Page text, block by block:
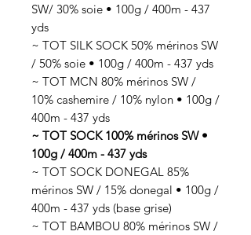
SW/ 30% soie • 100g / 400m - 437
yds
~ TOT SILK SOCK 50% mérinos SW
/ 50% soie • 100g / 400m - 437 yds
~ TOT MCN 80% mérinos SW /
10% cashemire / 10% nylon • 100g /
400m - 437 yds
~ TOT SOCK 100% mérinos SW •
100g / 400m - 437 yds
~ TOT SOCK DONEGAL 85%
mérinos SW / 15% donegal • 100g /
400m - 437 yds (base grise)
~ TOT BAMBOU 80% mérinos SW /